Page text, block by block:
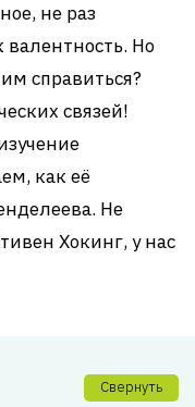
не раз
Но
справиться?
связей!
как её
Не
Хокинг, у нас
Свернуть